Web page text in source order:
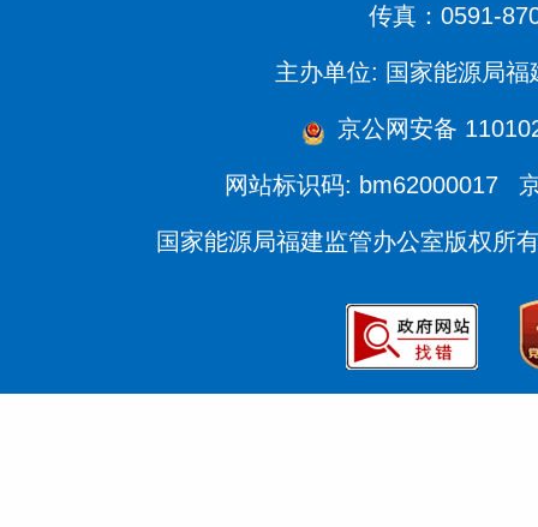
传真：0591-
主办单位: 国家能源局福
京公网安备
网站标识码: bm62000017
国家能源局福建监管办公室版权所